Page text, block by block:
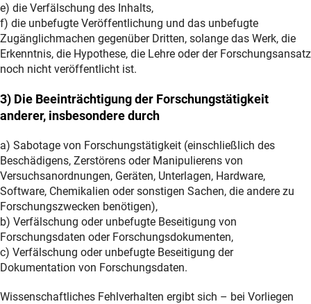
e) die Verfälschung des Inhalts,
f) die unbefugte Veröffentlichung und das unbefugte
Zugänglichmachen gegenüber Dritten, solange das Werk, die
Erkenntnis, die Hypothese, die Lehre oder der Forschungsansatz
noch nicht veröffentlicht ist.
3) Die Beeinträchtigung der Forschungstätigkeit
anderer, insbesondere durch
a) Sabotage von Forschungstätigkeit (einschließlich des
Beschädigens, Zerstörens oder Manipulierens von
Versuchsanordnungen, Geräten, Unterlagen, Hardware,
Software, Chemikalien oder sonstigen Sachen, die andere zu
Forschungszwecken benötigen),
b) Verfälschung oder unbefugte Beseitigung von
Forschungsdaten oder Forschungsdokumenten,
c) Verfälschung oder unbefugte Beseitigung der
Dokumentation von Forschungsdaten.
Wissenschaftliches Fehlverhalten ergibt sich – bei Vorliegen